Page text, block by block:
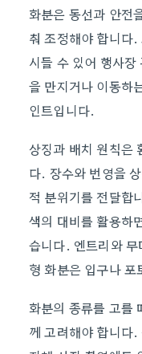
화분은 동선과 안전
춰 조정해야 합니다
시들 수 있어 행사
을 만지거나 이동하
인트입니다.
상징과 배치 원칙은
다. 장수와 번영을
적 분위기를 전달합
색의 대비를 활용하
습니다. 엔트리와
형 화분은 입구나
화분의 종류를 고를
께 고려해야 합니다